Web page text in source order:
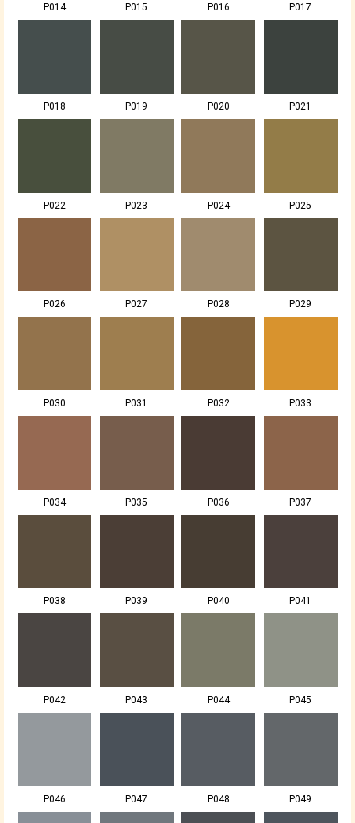
P014 P015 P016 P017
P018 P019 P020 P021
P022 P023 P024 P025
P026 P027 P028 P029
P030 P031 P032 P033
P034 P035 P036 P037
P038 P039 P040 P041
P042 P043 P044 P045
P046 P047 P048 P049